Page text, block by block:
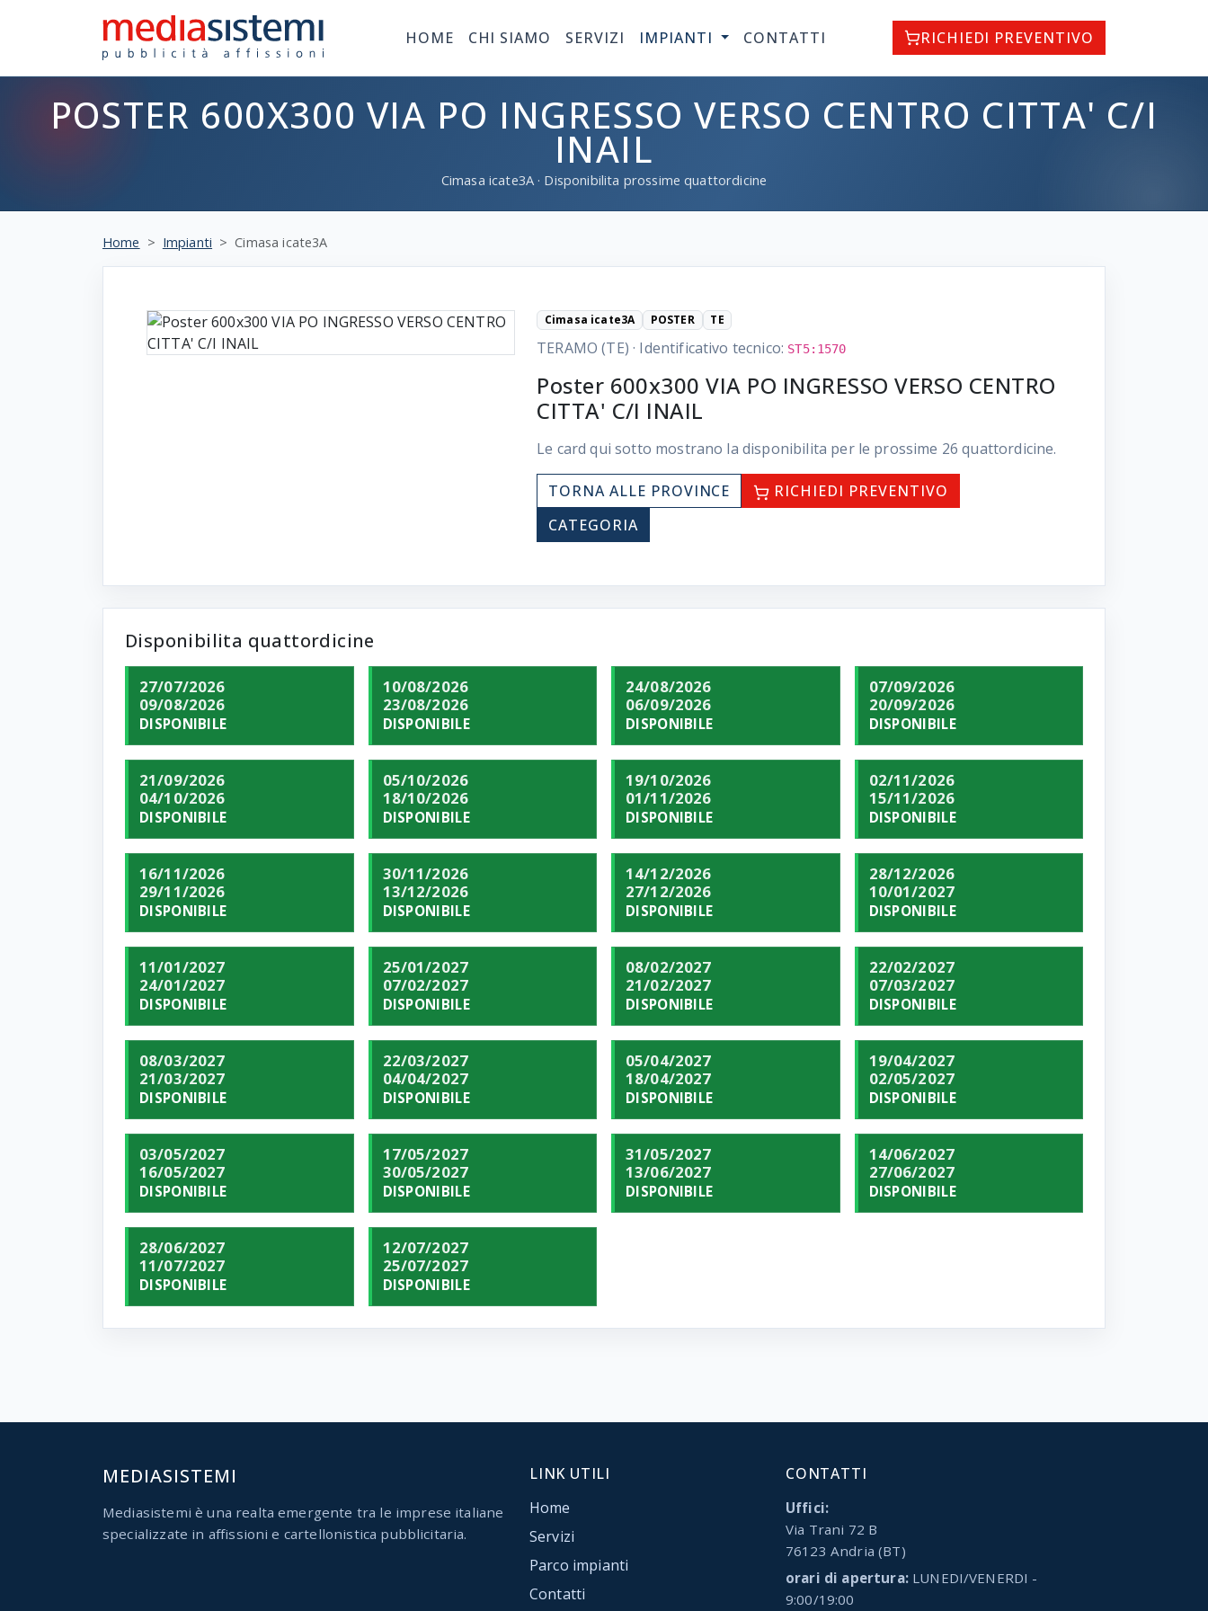
HOME CHI SIAMO SERVIZI IMPIANTI CONTATTI RICHIEDI PREVENTIVO
POSTER 600X300 VIA PO INGRESSO VERSO CENTRO CITTA' C/I
INAIL
Cimasa icate3A · Disponibilita prossime quattordicine
Home Impianti Cimasa icate3A
Cimasa icate3A POSTER TE
TERAMO (TE) · Identificativo tecnico: ST5:1570
Poster 600x300 VIA PO INGRESSO VERSO CENTRO
CITTA' C/I INAIL
Le card qui sotto mostrano la disponibilita per le prossime 26 quattordicine.
TORNA ALLE PROVINCE
RICHIEDI PREVENTIVO
CATEGORIA
Disponibilita quattordicine
27/07/2026
09/08/2026
DISPONIBILE
10/08/2026
23/08/2026
DISPONIBILE
24/08/2026
06/09/2026
DISPONIBILE
07/09/2026
20/09/2026
DISPONIBILE
21/09/2026
04/10/2026
DISPONIBILE
05/10/2026
18/10/2026
DISPONIBILE
19/10/2026
01/11/2026
DISPONIBILE
02/11/2026
15/11/2026
DISPONIBILE
16/11/2026
29/11/2026
DISPONIBILE
30/11/2026
13/12/2026
DISPONIBILE
14/12/2026
27/12/2026
DISPONIBILE
28/12/2026
10/01/2027
DISPONIBILE
11/01/2027
24/01/2027
DISPONIBILE
25/01/2027
07/02/2027
DISPONIBILE
08/02/2027
21/02/2027
DISPONIBILE
22/02/2027
07/03/2027
DISPONIBILE
08/03/2027
21/03/2027
DISPONIBILE
22/03/2027
04/04/2027
DISPONIBILE
05/04/2027
18/04/2027
DISPONIBILE
19/04/2027
02/05/2027
DISPONIBILE
03/05/2027
16/05/2027
DISPONIBILE
17/05/2027
30/05/2027
DISPONIBILE
31/05/2027
13/06/2027
DISPONIBILE
14/06/2027
27/06/2027
DISPONIBILE
28/06/2027
11/07/2027
DISPONIBILE
12/07/2027
25/07/2027
DISPONIBILE
MEDIASISTEMI
Mediasistemi è una realta emergente tra le imprese italiane
specializzate in affissioni e cartellonistica pubblicitaria.
LINK UTILI
Home
Servizi
Parco impianti
Contatti
CONTATTI
Uffici:
Via Trani 72 B
76123 Andria (BT)
orari di apertura:LUNEDI/VENERDI -
9:00/19:00